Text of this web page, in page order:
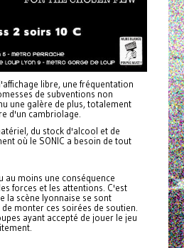
libre, une fréquentation
de subventions non
une galère de plus, totalement
d'un cambriolage.
du stock d'alcool et de
où le SONIC a besoin de tout
au moins une conséquence
forces et les attentions. C'est
la scène lyonnaise se sont
monter ces soirées de soutien.
ayant accepté de jouer le jeu